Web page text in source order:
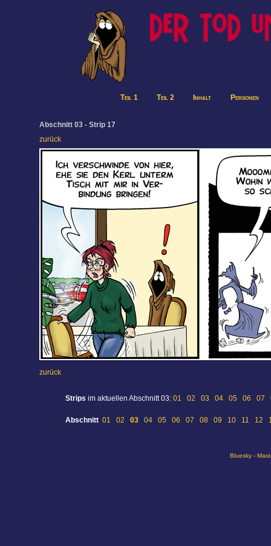
Teil 1 Teil 2 Inhalt Personen
Abschnitt 03 - Strip 17
zurück
zurück
Strips im aktuellen Abschnitt 03: 01 02 03 04 05 06 07
Abschnitt 01 02 03 04 05 06 07 08 09 10 11 12
Bluesky-